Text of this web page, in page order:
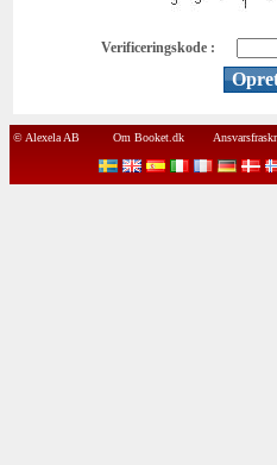
Verificeringskode :
© Alexela AB Om Booket.dk